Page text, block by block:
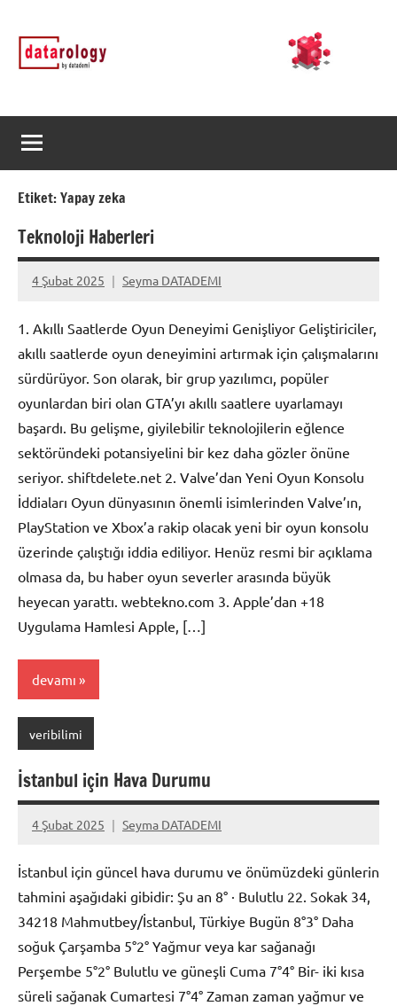
geçDATArology
by
rology
Etiket:Yapay zeka
Teknoloji Haberleri
4 Şubat 2025 Seyma DATADEMI
Yorum
1. Akıllı Saatlerde Oyun Deneyimi Genişliyor Geliştiriciler,
akıllı saatlerde oyun deneyimini artırmak için çalışmalarını
sürdürüyor. Son olarak, bir grup yazılımcı, popüler
oyunlardan biri olan GTA’yı akıllı saatlere uyarlamayı
başardı. Bu gelişme, giyilebilir teknolojilerin eğlence
sektöründeki potansiyelini bir kez daha gözler önüne
seriyor. shiftdelete.net 2. Valve’dan Yeni Oyun Konsolu
İddiaları Oyun dünyasının önemli isimlerinden Valve’ın,
PlayStation ve Xbox’a rakip olacak yeni bir oyun konsolu
üzerinde çalıştığı iddia ediliyor. Henüz resmi bir açıklama
olmasa da, bu haber oyun severler arasında büyük
heyecan yarattı. webtekno.com 3. Apple’dan +18
Uygulama Hamlesi Apple, […]
devamı
veribilimi
İstanbul için Hava Durumu
4 Şubat 2025 Seyma DATADEMI
Yorum
İstanbul için güncel hava durumu ve önümüzdeki günlerin
tahmini aşağıdaki gibidir: Şu an 8° · Bulutlu 22. Sokak 34,
34218 Mahmutbey/İstanbul, Türkiye Bugün 8°3° Daha
soğuk Çarşamba 5°2° Yağmur veya kar sağanağı
Perşembe 5°2° Bulutlu ve güneşli Cuma 7°4° Bir- iki kısa
süreli sağanak Cumartesi 7°4° Zaman zaman yağmur ve